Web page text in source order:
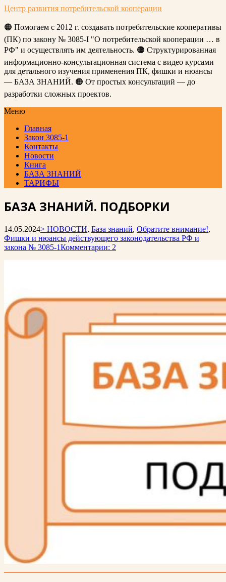
Центр развития потребительской кооперации
🟠 Помогаем с 2012 г. создавать потребительские кооперативы
(ПК) по закону № 3085-I "О потребительской кооперации … в
РФ" и осуществлять им деятельность. 🟠 Структурированная
информационно-консультационная система с видео курсами
для детального изучения применения ПК, фишки и нюансы
— БАЗА ЗНАНИЙ. 🟠 От простых консультаций — до
разработки сложных проектов.
Меню
Главная
Закон 3085-1
Контакты
Новости
Книга
БАЗА ЗНАНИЙ
ТАРИФЫ
БАЗА ЗНАНИЙ. ПОДБОРКИ
14.05.2024> НОВОСТИ, База знаний, Обратите внимание!,
Фишки и нюансы действующего законодательства РФ и
закона № 3085-1Комментарии: 2